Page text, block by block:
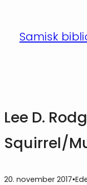
innholdSamisk
Lee D.
Squirrel/
20. november 2017•